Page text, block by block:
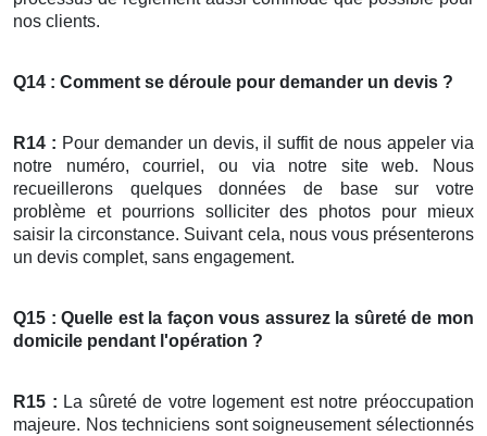
nos clients.
Q14 : Comment se déroule pour demander un devis ?
R14 : Pour demander un devis, il suffit de nous appeler via
notre numéro, courriel, ou via notre site web. Nous
recueillerons quelques données de base sur votre
problème et pourrions solliciter des photos pour mieux
saisir la circonstance. Suivant cela, nous vous présenterons
un devis complet, sans engagement.
Q15 : Quelle est la façon vous assurez la sûreté de mon
domicile pendant l'opération ?
R15 : La sûreté de votre logement est notre préoccupation
majeure. Nos techniciens sont soigneusement sélectionnés